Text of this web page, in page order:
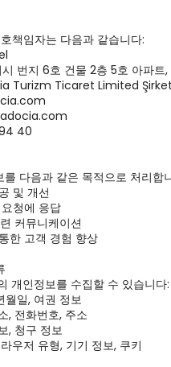
책임자는 다음과 같습니다:
번지 6호 건물 2층 5호 아파
Turizm Ticaret Limited
40
다음과 같은 목적으로 처리합
및 개선
청에 응답
커뮤니케이션
한 고객 경험 향상
개인정보를 수집할 수 있습니다:
월일, 여권 정보
, 전화번호, 주소
, 청구 정보
우저 유형, 기기 정보, 쿠키